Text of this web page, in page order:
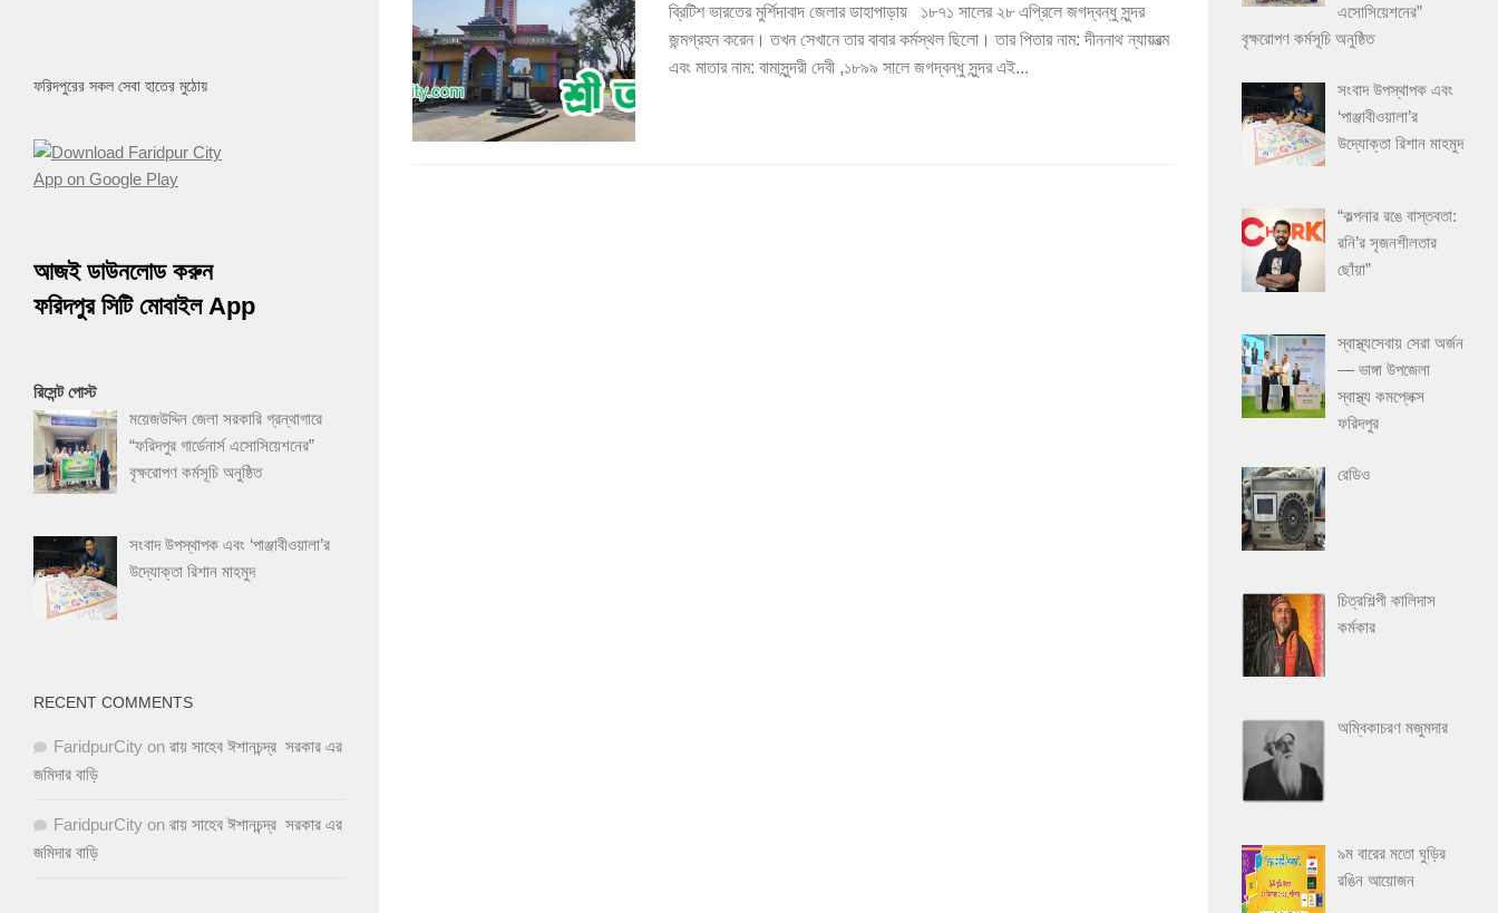
ব্রিটিশ ভারতের মুর্শিদাবাদ জেলার ডাহাপাড়ায় ১৮৭১ সালের ২৮ এপ্রিলে জগদ্বন্ধু সুন্দর
জন্মগ্রহন করেন। তখন সেখানে তার বাবার কর্মস্থল ছিলো। তার পিতার নাম: দীননাথ ন্যায়রত্ম
এবং মাতার নাম: বামাসুন্দরী দেবী ,১৮৯৯ সালে জগদ্বন্ধু সুন্দর এই...
ফরিদপুরের সকল সেবা হাতের মুঠোয়
আজই ডাউনলোড করুন
ফরিদপুর সিটি মোবাইল App
রিসেন্ট পোস্ট
ময়েজউদ্দিন জেলা সরকারি গ্রন্থাগারে
“ফরিদপুর গার্ডেনার্স এসোসিয়েশনের”
বৃক্ষরোপণ কর্মসূচি অনুষ্ঠিত
সংবাদ উপস্থাপক এবং ‘পাঞ্জাবীওয়ালা’র
উদ্যোক্তা রিশান মাহমুদ
RECENT COMMENTS
FaridpurCity on রায় সাহেব ঈশানচন্দ্র সরকার এর
জমিদার বাড়ি
FaridpurCity on রায় সাহেব ঈশানচন্দ্র সরকার এর
জমিদার বাড়ি
এসোসিয়েশনের”
বৃক্ষরোপণ কর্মসূচি অনুষ্ঠিত
সংবাদ উপস্থাপক এবং
‘পাঞ্জাবীওয়ালা’র
উদ্যোক্তা রিশান মাহমুদ
“কল্পনার রঙে বাস্তবতা:
রনি’র সৃজনশীলতার
ছোঁয়া”
স্বাস্থ্যসেবায় সেরা অর্জন
— ভাঙ্গা উপজেলা
স্বাস্থ্য কমপ্লেক্স
ফরিদপুর
রেডিও
চিত্রশিল্পী কালিদাস
কর্মকার
অম্বিকাচরণ মজুমদার
৯ম বারের মতো ঘুড়ির
রঙিন আয়োজন